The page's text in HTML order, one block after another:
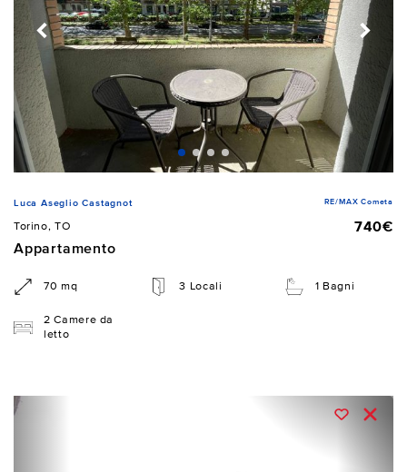
Luca Aseglio Castagnot RE/MAX Cometa
Torino, TO
740€
Appartamento
70 mq 3 Locali 1 Bagni
2 Camere da
letto